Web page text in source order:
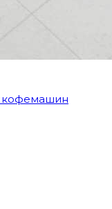
кофемашин